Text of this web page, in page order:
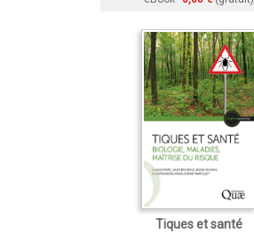
Tiques et santé